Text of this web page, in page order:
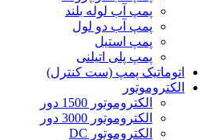
پمپ آب لوله بلند
پمپ آب دو لول
پمپ استیل
پمپ پلی اتیلنی
اتوماتیک پمپ (ست کنترل)
الکتروموتور
الکتروموتور 1500 دور
الکتروموتور 3000 دور
الکتروموتور DC